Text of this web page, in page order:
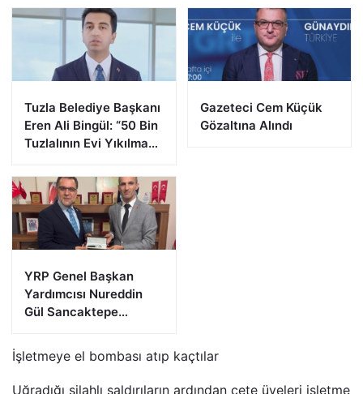
Tuzla Belediye Başkanı
Eren Ali Bingül: “50 Bin
Tuzlalının Evi Yıkılma
Gazeteci Cem Küçük
Gözaltına Alındı
YRP Genel Başkan
Yardımcısı Nureddin
Gül Sancaktepe
İşletmeye el bombası atıp kaçtılar
Uğradığı silahlı saldırıların ardından çete üyeleri işletme